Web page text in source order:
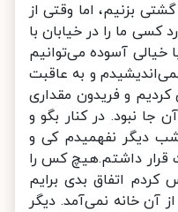
بزنیم، اما وقتی از
ما را در خیابان با
آسوده می‌توانیم
و به عاقبت
و فریدون مقداری
آن جا نبود. در کنار بگو و
را هم استفاده می‌کردیم تا این که حدود ساعت ۱۰ شب دیگر نفهمیدم کی و
داشتم.هیچ کس را
اتفاق بدی برایم
خانه نمی‌آمد. دیگر